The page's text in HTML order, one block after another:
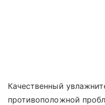
Качественный
противоположной